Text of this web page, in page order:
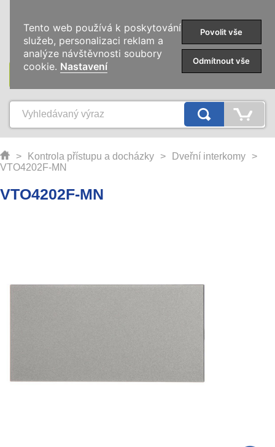
KATEGORIE
> Kontrola přístupu a docházky > Dveřní interkomy
>
VTO4202F-MN
VTO4202F-MN
Tento web používá k poskytování
služeb, personalizaci reklam a
analýze návštěvnosti soubory
cookie. Nastavení
Povolit vše
Odmítnout vše